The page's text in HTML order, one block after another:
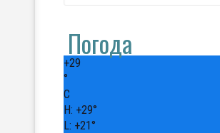
Погода
+29
°
C
H: +29°
L: +21°